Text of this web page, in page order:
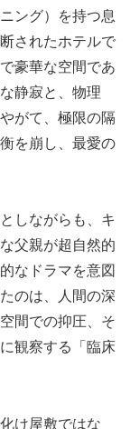
ング）を持つ息
されたホテルで
豪華な空間であ
静寂と、物理
がて、極限の隔
を崩し、最愛の
しながらも、キ
父親が超自然的
なドラマを意図
のは、人間の深
間での抑圧、そ
観察する「臨床
け屋敷ではな